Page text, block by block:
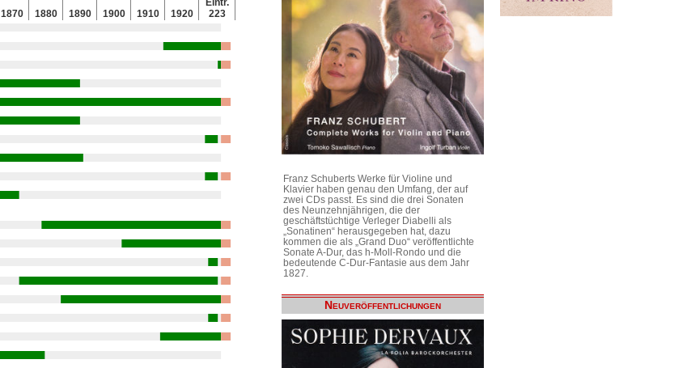
1870 1880 1890 1900 1910 1920
Eintr.
223
Franz Schuberts Werke für Violine und
Klavier haben genau den Umfang, der auf
zwei CDs passt. Es sind die drei Sonaten
des Neunzehnjährigen, die der
geschäftstüchtige Verleger Diabelli als
„Sonatinen“ herausgegeben hat, dazu
kommen die als „Grand Duo“ veröffentlichte
Sonate A-Dur, das h-Moll-Rondo und die
bedeutende C-Dur-Fantasie aus dem Jahr
1827.
Neuveröffentlichungen